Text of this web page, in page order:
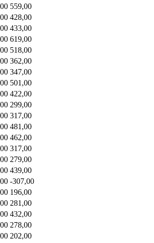
559,00
428,00
433,00
619,00
518,00
362,00
347,00
501,00
422,00
299,00
317,00
481,00
462,00
317,00
279,00
439,00
-307,00
196,00
281,00
432,00
278,00
202,00